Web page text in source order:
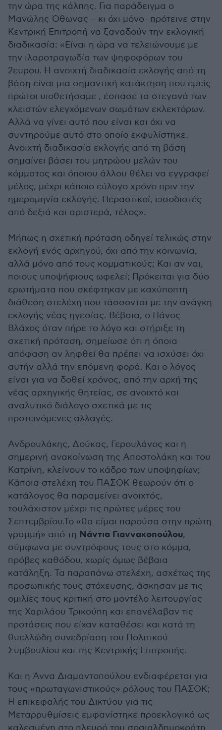
την ώρα της κάλπης. Για παράδειγμα ο
Μανώλης Όθωνας – κι όχι μόνο- πρότεινε στην
Κεντρική Επιτροπή να ξαναδούν την εκλογική
διαδικασία: «Είναι η ώρα να τελειώνουμε με
την ιλαροτραγωδία των ψηφοφόρων του
2ευρου. Η ανοιχτή διαδικασία εκλογής από τη
βάση είναι μια σημαντική κατάκτηση που εμείς
πρώτοι υιοθετήσαμε , έσπασε τα στεγανά των
κλειστών ελεγχόμενων σωμάτων εκλεκτόρων.
Αλλά να γίνει αυτό που είναι και όχι να
συντηρούμε αυτό στο οποίο εκφυλίστηκε.
Ανοιχτή διαδικασία εκλογής από τη βάση
σημαίνει βάσει του μητρώου μελών του
κόμματος και όποιου άλλου θέλει να εγγραφεί
μέλος, μέχρι κάποιο εύλογο χρόνο πριν την
ημερομηνία εκλογής. Περαστικοί, εισοδιστές
από δεξιά και αριστερά, τέλος».
Μήπως η σχετική πρόταση οδηγεί τελικώς στην
εκλογή ενός αρχηγού, όχι από την κοινωνία,
αλλά μόνο από τους κομματικούς; Και αν ναι,
ποιους υποψήφιους ωφελεί; Πρόκειται για δύο
ερωτήματα που σκέφτηκαν με καχύποπτη
διάθεση στελέχη που τάσσονται με την ανάγκη
εκλογής νέας ηγεσίας. Βέβαια, ο Πάνος
Βλάχος όταν πήρε το λόγο και στήριξε τη
σχετική πρόταση, σημείωσε ότι η όποια
απόφαση αν ληφθεί θα πρέπει να ισχύσει όχι
αυτήν αλλά την επόμενη φορά. Και ο λόγος
είναι για να δοθεί χρόνος, από την αρχή της
νέας αρχηγικής θητείας, σε ανοιχτό και
αναλυτικό διάλογο σχετικά με τις
προτεινόμενες αλλαγές.
Ανδρουλάκης, Δούκας, Γερουλάνος και η
σημερινή ανακοίνωση της Αποστολάκη και του
Κατρίνη, κλείνουν το κάδρο των υποψηφίων;
Κάποια στελέχη του ΠΑΣΟΚ θεωρούν ότι ο
κατάλογος θα παραμείνει ανοιχτός,
τουλάχιστον μέχρι τις πρώτες μέρες του
Σεπτεμβρίου.Το «θα είμαι παρούσα στην πρώτη
γραμμή» από τη Νάντια Γιαννακοπούλου,
σύμφωνα με συντρόφους τους στο κόμμα,
πρόβες καθόδου, χωρίς όμως βέβαια
κατάληξη. Τα παραπάνω στελέχη, ασχέτως της
προσωπικής τους στόχευσης, άσκησαν με τις
ομιλίες τους κριτική στο μοντέλο λειτουργίας
της Χαριλάου Τρικούπη και επανέλαβαν τις
προτάσεις που είχαν καταθέσει και κατά τη
θυελλώδη συνεδρίαση του Πολιτικού
Συμβουλίου και της Κεντρικής Επιτροπής.
Και η Άννα Διαμαντοπούλου ενδιαφέρεται για
τους «πρωταγωνιστικούς» ρόλους του ΠΑΣΟΚ;
Η επικεφαλής του Δικτύου για τις
Μεταρρυθμίσεις εμφανίστηκε προεκλογικά ως
καλεσμένη στο πλευρό του σοσιαλδημοκράτη